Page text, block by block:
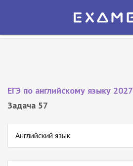
Экзамер — ЕГЭ 2027
ЕГЭ по английскому языку 2027
Задача 57
Английский язык